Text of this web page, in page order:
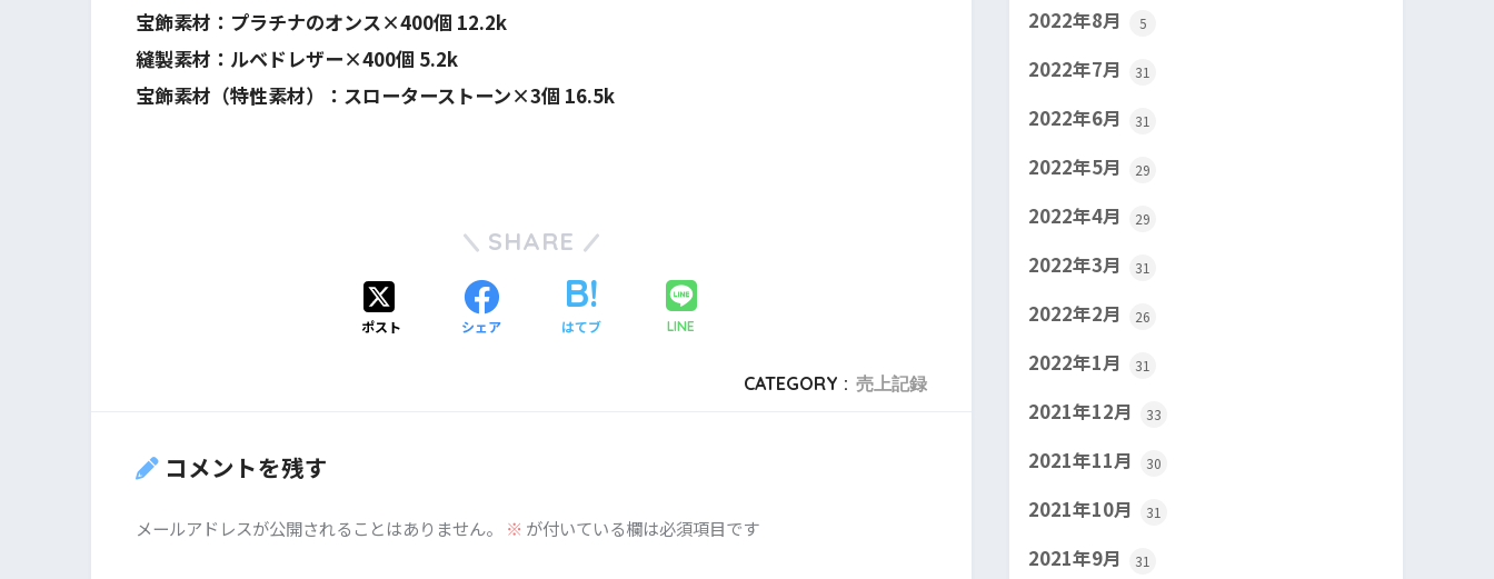
宝飾素材：プラチナのオンス×400個 12.2k
縫製素材：ルベドレザー×400個 5.2k
宝飾素材（特性素材）：スローターストーン×3個 16.5k
SHARE
ポスト シェア はてブ LINE
CATEGORY : 売上記録
コメントを残す
メールアドレスが公開されることはありません。 ※ が付いている欄は必須項目です
2022年8月 5
2022年7月 31
2022年6月 31
2022年5月 29
2022年4月 29
2022年3月 31
2022年2月 26
2022年1月 31
2021年12月 33
2021年11月 30
2021年10月 31
2021年9月 31